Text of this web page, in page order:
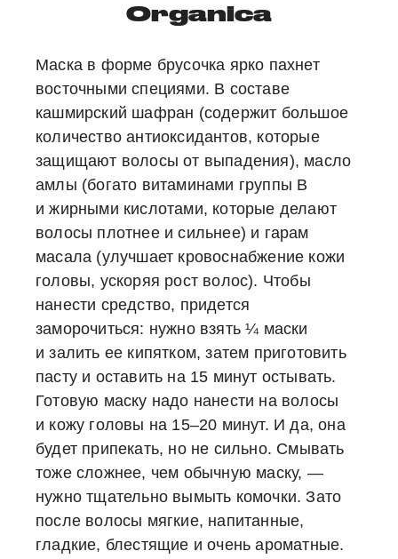
Organica
Маска в форме брусочка ярко пахнет
восточными специями. В составе
кашмирский шафран (содержит большое
количество антиоксидантов, которые
защищают волосы от выпадения), масло
амлы (богато витаминами группы B
и жирными кислотами, которые делают
волосы плотнее и сильнее) и гарам
масала (улучшает кровоснабжение кожи
головы, ускоряя рост волос). Чтобы
нанести средство, придется
заморочиться: нужно взять ¼ маски
и залить ее кипятком, затем приготовить
пасту и оставить на 15 минут остывать.
Готовую маску надо нанести на волосы
и кожу головы на 15–20 минут. И да, она
будет припекать, но не сильно. Смывать
тоже сложнее, чем обычную маску, —
нужно тщательно вымыть комочки. Зато
после волосы мягкие, напитанные,
гладкие, блестящие и очень ароматные.